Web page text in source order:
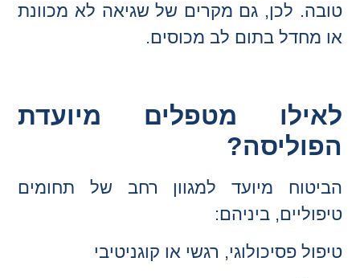
טובה. לכן, גם מקרים של שגיאה לא מכוונת
או מחדל בתום לב מכוסים.
לאילו מטפלים מיועדת
הפוליסה?
הביטוח מיועד למגוון רחב של תחומים
טיפוליים, ביניהם:
טיפול פסיכולוגי, רגשי או קוגניטיבי